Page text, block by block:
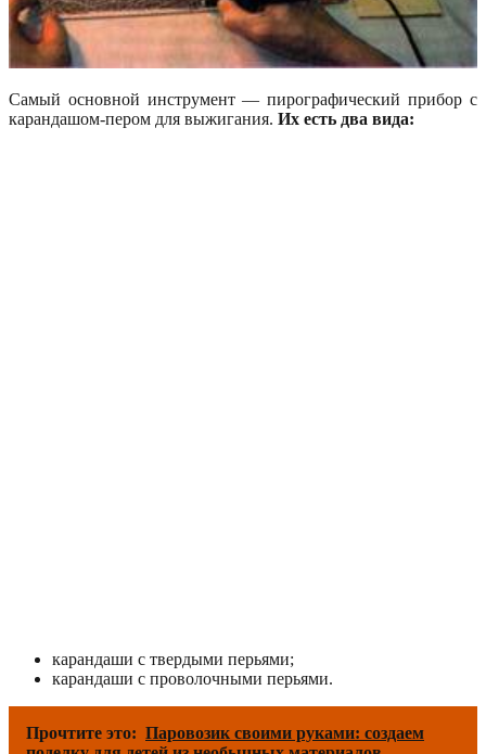
Самый основной инструмент — пирографический прибор с
карандашом-пером для выжигания. Их есть два вида:
карандаши с твердыми перьями;
карандаши с проволочными перьями.
Прочтите это: Паровозик своими руками: создаем